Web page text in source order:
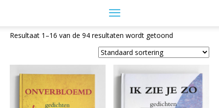
Resultaat 1–16 van de 94 resultaten wordt getoond